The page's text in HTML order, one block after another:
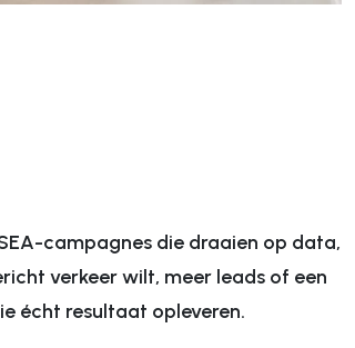
campagnes die draaien op data,
verkeer wilt, meer leads of een
écht resultaat opleveren.